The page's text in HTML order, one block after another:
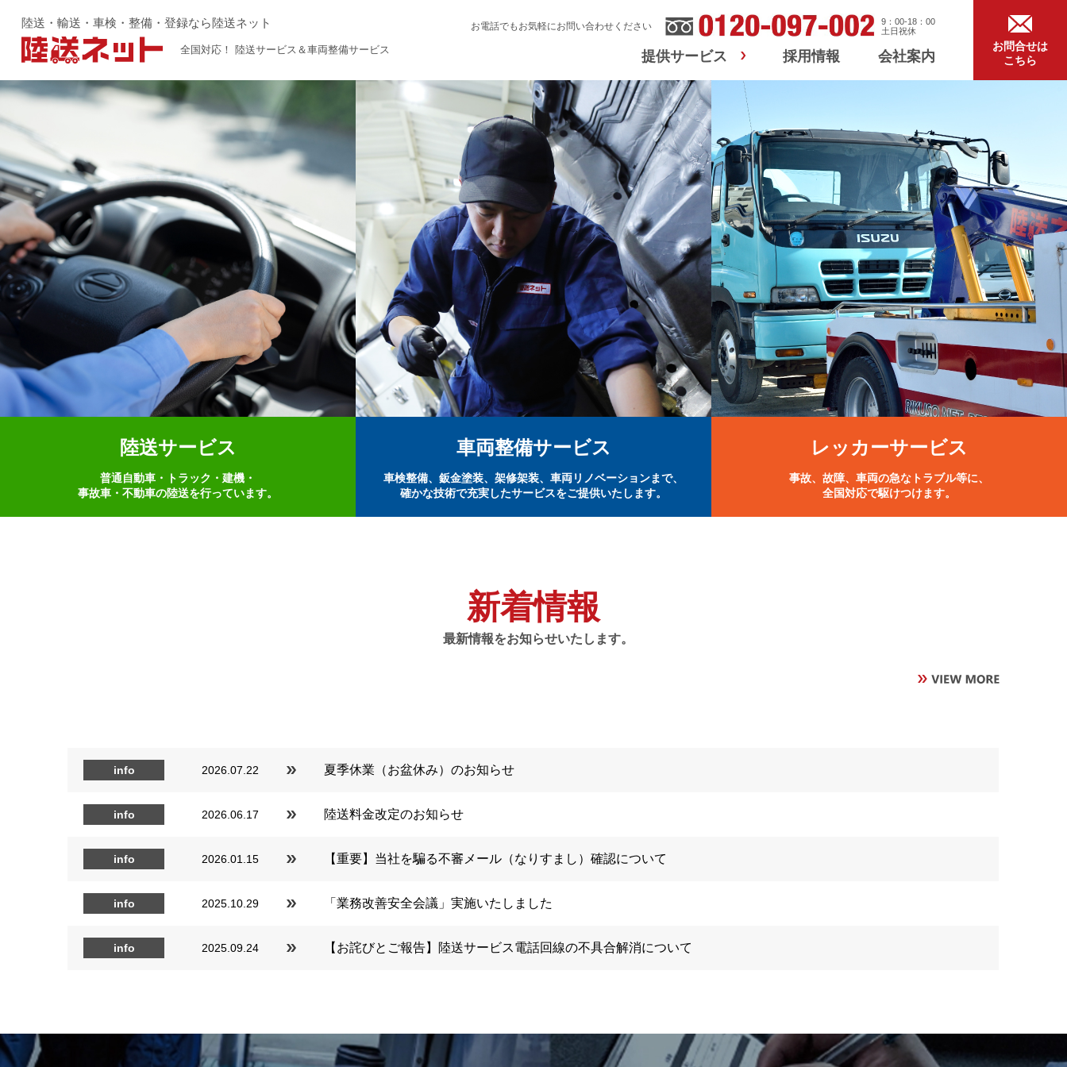
陸送・輸送・車検・整備・登録なら陸送ネット
全国対応！ 陸送サービス＆車両整備サービス
お電話でもお気軽にお問い合わせください
9：00-18：00
土日祝休
提供サービス
陸送サービス
車両整備サービス
レッカーサービス
採用情報 会社案内
お問合せは
こちら
陸送サービス
普通自動車・トラック・建機・
事故車・不動車の陸送を行っています。
車両整備サービス
車検整備、鈑金塗装、架修架装、車両リノベーションまで、
確かな技術で充実したサービスをご提供いたします。
レッカーサービス
事故、故障、車両の急なトラブル等に、
全国対応で駆けつけます。
新着情報
最新情報をお知らせいたします。
info 2026.07.22 夏季休業（お盆休み）のお知らせ
info 2026.06.17 陸送料金改定のお知らせ
info 2026.01.15 【重要】当社を騙る不審メール（なりすまし）確認について
info 2025.10.29 「業務改善安全会議」実施いたしました
info 2025.09.24 【お詫びとご報告】陸送サービス電話回線の不具合解消について